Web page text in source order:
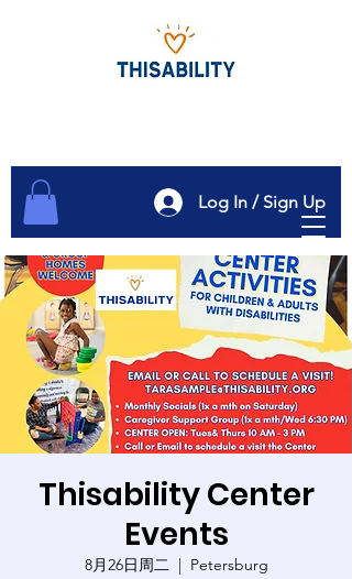
Log In / Sign Up
Thisability Center
Events
8月26日周二
  |
Petersburg